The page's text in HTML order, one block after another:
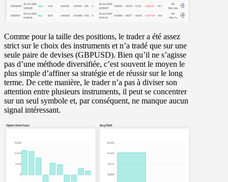
Comme pour la taille des positions, le trader a été assez
strict sur le choix des instruments et n’a tradé que sur une
seule paire de devises (GBPUSD). Bien qu’il ne s’agisse
pas d’une méthode diversifiée, c’est souvent le moyen le
plus simple d’affiner sa stratégie et de réussir sur le long
terme. De cette manière, le trader n’a pas à diviser son
attention entre plusieurs instruments, il peut se concentrer
sur un seul symbole et, par conséquent, ne manque aucun
signal intéressant.